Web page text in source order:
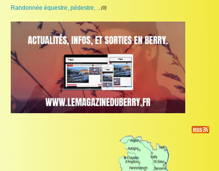
Recherche
Randonnée équestre, pédestre, ...(0)